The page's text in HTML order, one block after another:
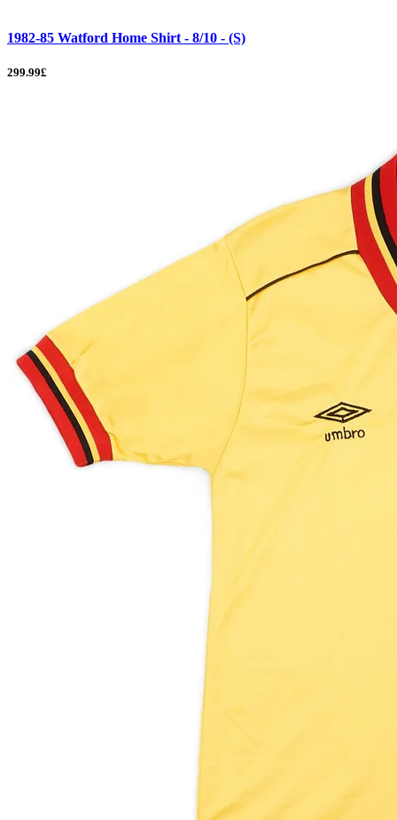
1982-85 Watford Home Shirt - 8/10 - (S)
299.99£